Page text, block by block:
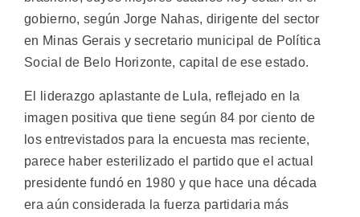
gobierno, según Jorge Nahas, dirigente del sector
en Minas Gerais y secretario municipal de Política
Social de Belo Horizonte, capital de ese estado.
El liderazgo aplastante de Lula, reflejado en la
imagen positiva que tiene según 84 por ciento de
los entrevistados para la encuesta mas reciente,
parece haber esterilizado el partido que el actual
presidente fundó en 1980 y que hace una década
era aún considerada la fuerza partidaria más